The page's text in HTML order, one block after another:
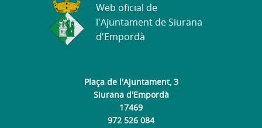
Plaça de l'Ajuntament, 3
Siurana d'Empordà
17469
972 526 084
Web oficial de
l'Ajuntament de Siurana
d'Empordà